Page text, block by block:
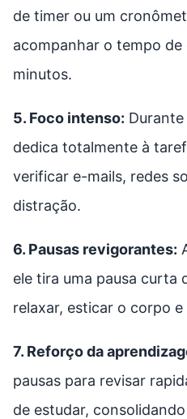
de timer ou um
acompanhar o tempo
minutos.
5. Foco intenso:
dedica totalmente à
verificar e-mails, redes
distração.
6. Pausas revigorantes:
ele tira uma pausa curta
relaxar, esticar o corpo
7. Reforço da
pausas para revisar
de estudar,